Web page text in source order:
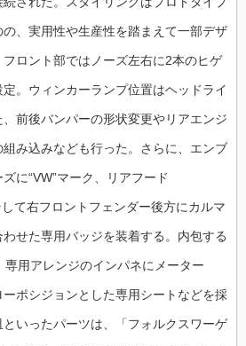
、実用性や生産性を踏まえて一部デザ
ロント部ではノーズ左右に2本のヒゲ
。ウィンカーランプ位置はヘッドライ
、前後バンパーの形状変更やリアエンジ
み込みなども行った。さらに、エンブ
に“VW”マーク、リアフード
て右フロントフェンダー後方にカルマ
せた専用バッジを装着する。内包する
用アレンジのインパネにメーター
ポシジョンとした専用シートなどを採
いったパーツは、「フォルクスワーゲ